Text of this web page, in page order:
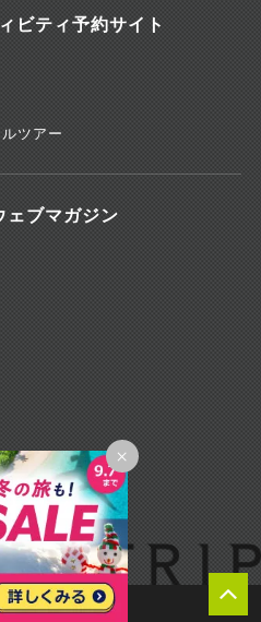
×
ビティ予約サイト
ツアー
ェブマガジン
Co.,Ltd.